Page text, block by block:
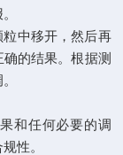
中移开，然后再
的结果。根据测
和任何必要的调
性。